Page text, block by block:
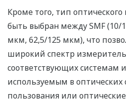
Кроме того, тип
быть выбран между SMF (10/
мкм, 62,5/125 мкм), что
широкий спектр
соответствующих системам
используемым в оптических
пользования или